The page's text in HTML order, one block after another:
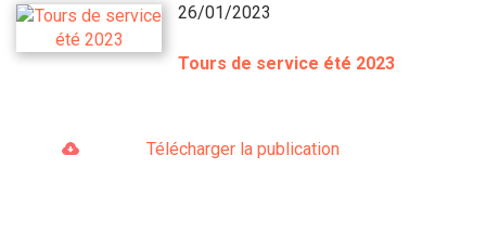
26/01/2023
Tours de service été 2023
Télécharger la publication